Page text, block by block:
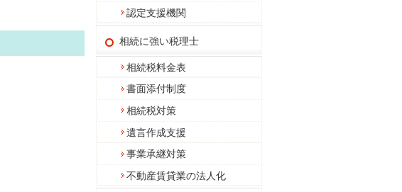
認定支援機関
相続に強い税理士
相続税料金表
書面添付制度
相続税対策
遺言作成支援
事業承継対策
不動産賃貸業の法人化